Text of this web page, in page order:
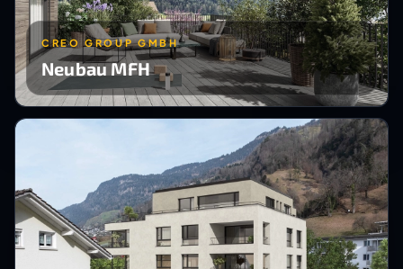
CREO GROUP GMBH
Neubau MFH